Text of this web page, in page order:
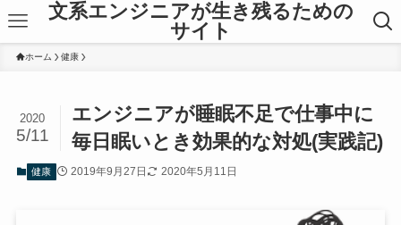
文系エンジニアが生き残るための
サイト
ホーム 健康
エンジニアが睡眠不足で仕事中に
毎日眠いとき効果的な対処(実践記)
2020
5/11
健康 2019年9月27日 2020年5月11日